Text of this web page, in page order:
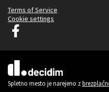
Terms of Service
Cookie settings
Decidim Ljubljana na Facebooku
(Zunanja povezava)
Spletno mesto je narejeno z